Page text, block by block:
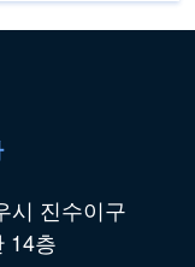
시 진수이구
14층